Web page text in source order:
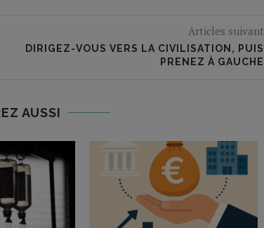
Articles suivant
DIRIGEZ-VOUS VERS LA CIVILISATION, PUIS
PRENEZ À GAUCHE
AUSSI